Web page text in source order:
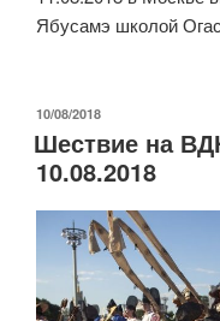
Ябусамэ школой
ОПУБЛИКОВАНО
10/08/2018
Шествие на
10.08.2018